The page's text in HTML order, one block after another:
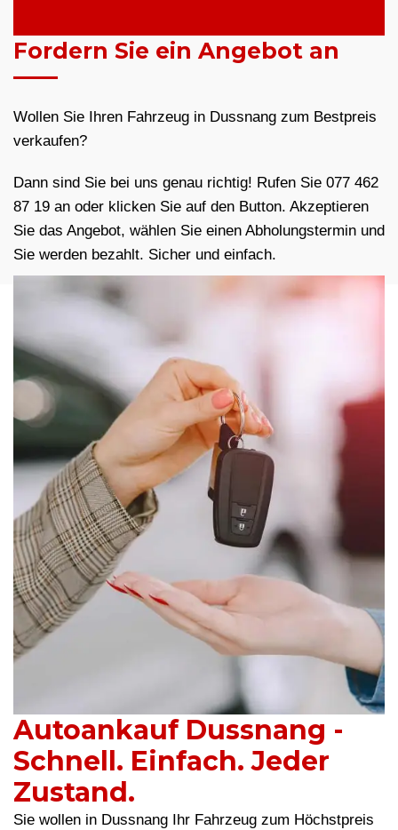
Fordern Sie ein Angebot an
Wollen Sie Ihren Fahrzeug in Dussnang zum Bestpreis
verkaufen?
Dann sind Sie bei uns genau richtig! Rufen Sie 077 462
87 19 an oder klicken Sie auf den Button. Akzeptieren
Sie das Angebot, wählen Sie einen Abholungstermin und
Sie werden bezahlt. Sicher und einfach.
Autoankauf Dussnang -
Schnell. Einfach. Jeder
Zustand.
Sie wollen in Dussnang Ihr Fahrzeug zum Höchstpreis